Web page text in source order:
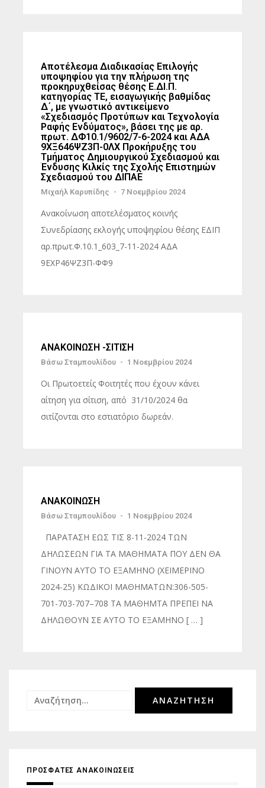
Αποτέλεσμα Διαδικασίας Επιλογής
υποψηφίου για την πλήρωση της
προκηρυχθείσας θέσης Ε.ΔΙ.Π.
κατηγορίας ΤΕ, εισαγωγικής βαθμίδας
Δ΄, με γνωστικό αντικείμενο
«Σχεδιασμός Προτύπων και Τεχνολογία
Ραφής Ενδύματος», βάσει της με αρ.
πρωτ. ΔΦ10.1/9602/7-6-2024 και ΑΔΑ
9ΧΞ646ΨΖ3Π-0ΛΧ Προκήρυξης του
Τμήματος Δημιουργικού Σχεδιασμού και
Ένδυσης Κιλκίς της Σχολής Επιστημών
Σχεδιασμού του ΔΙΠΑΕ
Μιχαήλ Καρυπίδης - 7 Νοεμβρίου 2024
Ανακοίνωση αποτελέσματος κοινής
Συνεδρίασης εκλογής υποψηφίου θέσης ΕΔΙΠ
αρ.πρωτ.Φ.10.1_603_7-11-2024 ΑΔΑ
9ΕΧΡ46ΨΖ3Π-ΦΦ9
ΑΝΑΚΟΙΝΩΣΗ -ΣΙΤΙΣΗ
Βάσω Σταμπουλίδου - 1 Νοεμβρίου 2024
Οι Πρωτοετείς Φοιτητές που έχουν κάνει
αίτηση για σίτιση, από 31/10/2024 θα
σιτίζονται στο εστιατόριο δωρεάν.
ΑΝΑΚΟΙΝΩΣΗ
Βάσω Σταμπουλίδου - 1 Νοεμβρίου 2024
ΠΑΡΑΤΑΣΗ ΕΩΣ ΤΙΣ 8-11-2024 ΤΩΝ
ΔΗΛΩΣΕΩΝ ΓΙΑ ΤΑ ΜΑΘΗΜΑΤΑ ΠΟΥ ΔΕΝ ΘΑ
ΓΙΝΟΥΝ ΑΥΤΟ ΤΟ ΕΞΑΜΗΝΟ (ΧΕΙΜΕΡΙΝΟ
2024-25) ΚΩΔΙΚΟΙ ΜΑΘΗΜΑΤΩΝ:306-505-
701-703-707–708 ΤΑ ΜΑΘΗΜΤΑ ΠΡΕΠΕΙ ΝΑ
ΔΗΛΩΘΟΥΝ ΣΕ ΑΥΤΟ ΤΟ ΕΞΑΜΗΝΟ [ … ]
Αναζήτηση
ΠΡΟΣΦΑΤΕΣ ΑΝΑΚΟΙΝΩΣΕΙΣ